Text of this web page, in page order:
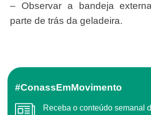
– Observar a bandeja externa de água na
parte de trás da geladeira.
#ConassEmMovimento
Receba o conteúdo semanal do Conass com